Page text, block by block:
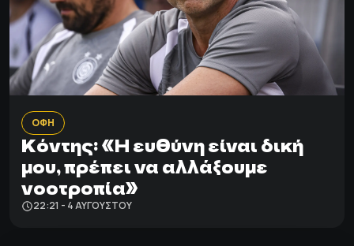
ΟΦΗ
Κόντης: «Η ευθύνη είναι δική
μου, πρέπει να αλλάξουμε
νοοτροπία»
22:21 - 4 ΑΥΓΟΎΣΤΟΥ